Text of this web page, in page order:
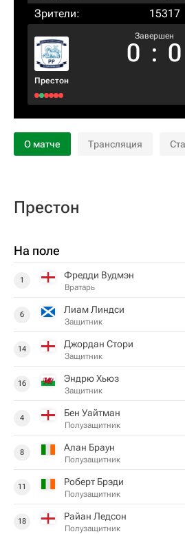
Зрители:
15317
Престон
Завершен
0 : 0
О матче Трансляция
Престон
На поле
1 Фредди Вудмэн
Вратарь
6 Лиам Линдси
Защитник
14 Джордан Стори
Защитник
16 Эндрю Хьюз
Защитник
4 Бен Уайтман
Полузащитник
8 Алан Браун
Полузащитник
11 Роберт Брэди
Полузащитник
18 Райан Ледсон
Полузащитник